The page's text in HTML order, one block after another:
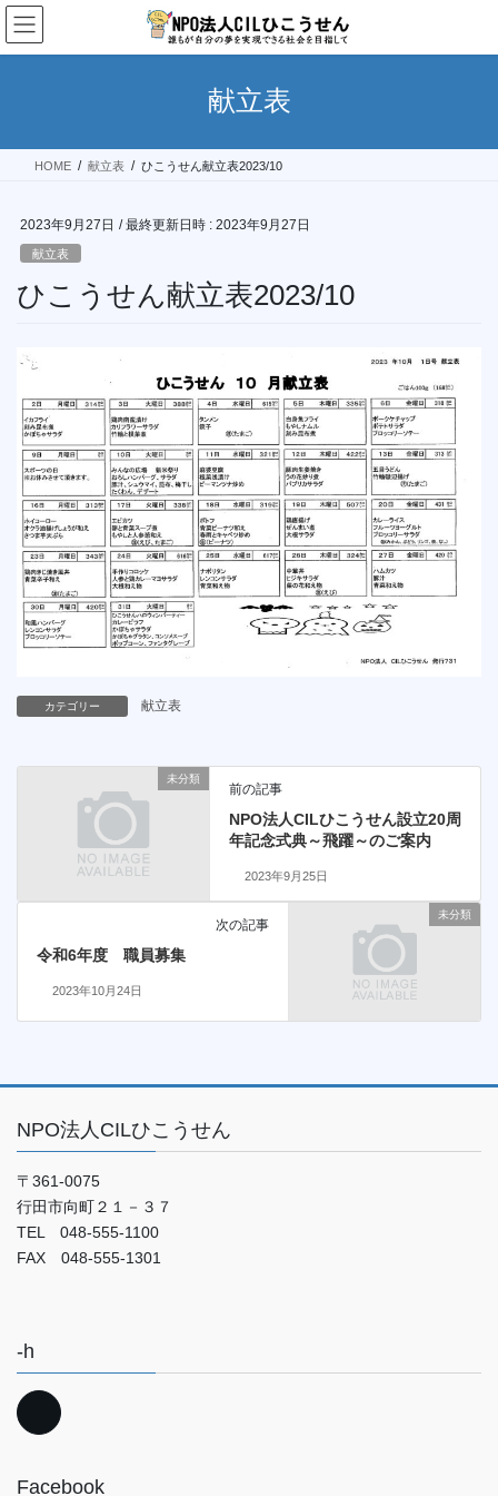
コ
ン
テ
ス
ナ
ビ
ゲ
ン
献立表
HOME 献立表 ひこうせん献立表2023/10
2023年9月27日 / 最終更新日時 : 2023年9月27日
献立表
ひこうせん献立表2023/10
カテゴリー 献立表
未分類
前の記事
NPO法人CILひこうせん設立20周
年記念式典～飛躍～のご案内
2023年9月25日
未分類
次の記事
令和6年度 職員募集
2023年10月24日
NPO法人CILひこうせん
〒361-0075
行田市向町２１－３７
TEL 048-555-1100
FAX 048-555-1301
-h
Facebook